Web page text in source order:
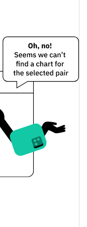
$1.6248754
$0.000018000588 /
$0.000018427245
$0.000018301335 /
$0.000018301335